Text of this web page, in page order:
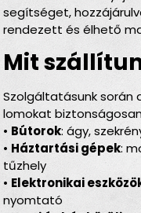
segítséget,
rendezett és élhető
Mit
Szolgáltatásunk során
lomokat
• Bútorok: ágy,
• Háztartási gépek:
tűzhely
• Elektronikai
nyomtató